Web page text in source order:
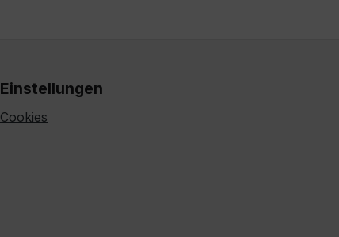
Einstellungen
Cookies